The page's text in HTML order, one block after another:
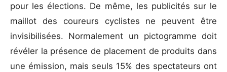
pour les élections. De même, les publicités sur le
maillot des coureurs cyclistes ne peuvent être
invisibilisées. Normalement un pictogramme doit
révéler la présence de placement de produits dans
une émission, mais seuls 15% des spectateurs ont